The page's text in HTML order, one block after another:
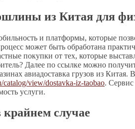
из Китая для
и платформы, которые
может быть обработана
покупки от тех, которые
Далее по ссылке можно
авиадоставка грузов из
catalog/view/dostavka-iz-taobao.
услуги.
случае